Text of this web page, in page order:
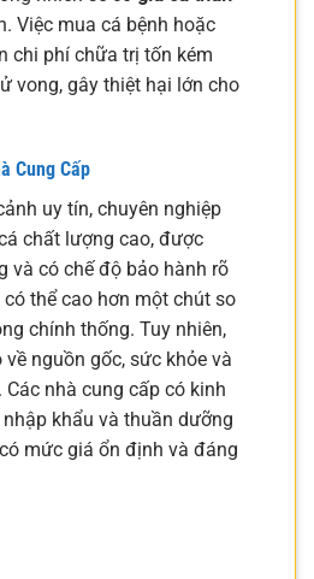
Việc mua cá bệnh hoặc
chi phí chữa trị tốn kém
vong, gây thiệt hại lớn cho
Cung Cấp
uy tín, chuyên nghiệp
chất lượng cao, được
và có chế độ bảo hành rõ
thể cao hơn một chút so
chính thống. Tuy nhiên,
nguồn gốc, sức khỏe và
nhà cung cấp có kinh
khẩu và thuần dưỡng
mức giá ổn định và đáng